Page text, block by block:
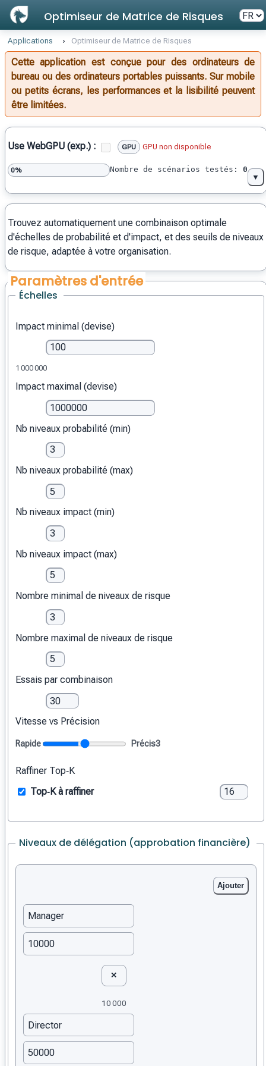
Optimiseur de Matrice de Risques
Applications › Optimiseur de Matrice de Risques
Cette application est conçue pour des ordinateurs de
bureau ou des ordinateurs portables puissants. Sur mobile
ou petits écrans, les performances et la lisibilité peuvent
être limitées.
Use WebGPU (exp.) : GPU GPU non disponible
0% Nombre de scénarios testés : 0
▼
Trouvez automatiquement une combinaison optimale
d'échelles de probabilité et d'impact, et des seuils de niveaux
de risque, adaptée à votre organisation.
Paramètres d'entrée
Échelles
Impact minimal (devise)
1 000 000
Impact maximal (devise)
Nb niveaux probabilité (min)
Nb niveaux probabilité (max)
Nb niveaux impact (min)
Nb niveaux impact (max)
Nombre minimal de niveaux de risque
Nombre maximal de niveaux de risque
Essais par combinaison
Vitesse vs Précision
Rapide Précis3
Raffiner Top‑K
Top‑K à raffiner
Niveaux de délégation (approbation financière)
Ajouter
✕
10 000